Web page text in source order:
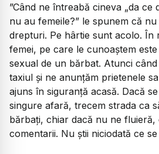
”Când ne întreabă cineva „da
nu au femeile?” le spunem că
drepturi. Pe hârtie sunt acolo. În
femei, pe care le cunoaștem
sexual de un bărbat. Atunci
taxiul și ne anunțăm prietenele
ajuns în siguranță acasă. Dacă
singure afară, trecem strada ca
bărbați, chiar dacă nu ne
comentarii. Nu știi niciodată ce